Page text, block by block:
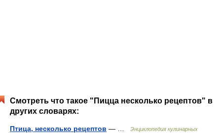
Смотреть что такое "Пицца несколько рецептов" в
других словарях:
Птица, несколько рецептов — …
Энциклопедия кулинарных